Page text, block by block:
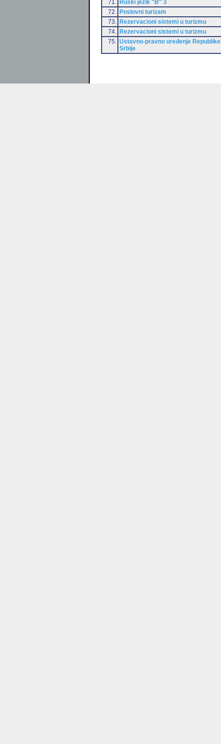
71.
Ruski jezik "B" 3
72.
Poslovni turizam
73.
Rezervacioni sistemi u turizmu
74.
Rezervacioni sistemi u turizmu
75.
Ustavno-pravno uređenje Republike
Srbije